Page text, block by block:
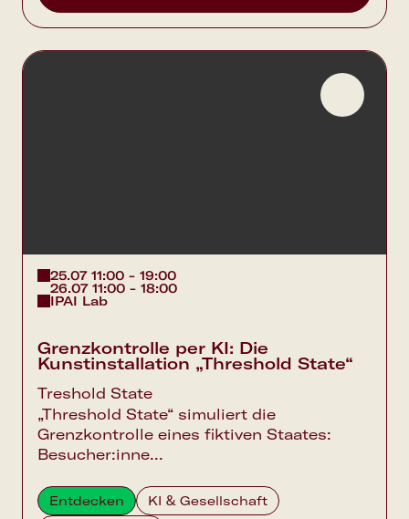
25.07 11:00 - 19:00
26.07 11:00 - 18:00
IPAI Lab
Grenzkontrolle per KI: Die
Kunstinstallation „Threshold State“
Treshold State
„Threshold State“ simuliert die
Grenzkontrolle eines fiktiven Staates:
Besucher:inne...
Entdecken
KI & Gesellschaft